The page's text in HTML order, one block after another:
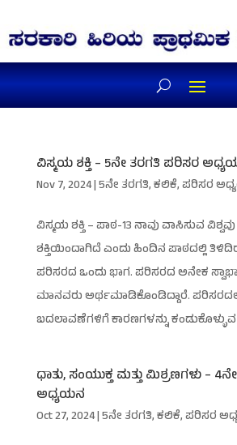
ವಿಸ್ಮಯ ಶಕ್ತಿ – 5ನೇ ತರಗತಿ ಪರಿಸರ
Nov 7, 2024|5ನೇ ತರಗತಿ,ಕಲಿಕೆ,ಪರಿಸರ
ವಿಸ್ಮಯ ಶಕ್ತಿ – ಪಾಠ-13 ನಾವು ವಾಸಿಸುವ ವಿಶ್ವವು
ಶಕ್ತಿಯಿಂದಾಗಿದೆ ಎಂದು ಹಿಂದಿನ ಪಾಠದಲ್ಲಿ
ಪರಿಸರದ ಒಂದು ಭಾಗ. ಪರಿಸರದ ಅನೇಕ
ಮಾನವರು ಅರ್ಥಮಾಡಿಕೊಂಡಿದ್ದಾರೆ.
ಬದಲಾವಣೆಗಳಿಗೆ ಕಾರಣಗಳನ್ನು ಕಂಡುಕೊಳ್ಳುವ
ಧಾತು, ಸಂಯುಕ್ತ ಮತ್ತು ಮಿಶ್ರಣಗಳು –
ಅಧ್ಯಯನ
Oct 27, 2024|5ನೇ ತರಗತಿ,ಕಲಿಕೆ,ಪರಿಸರ